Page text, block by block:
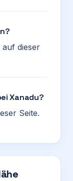
dieser
Xanadu?
Seite.